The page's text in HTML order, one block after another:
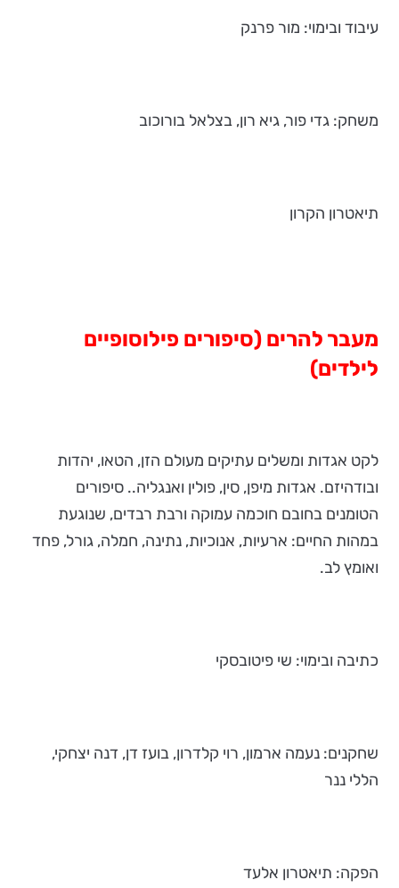
עיבוד ובימוי: מור פרנק
משחק: גדי פור, גיא רון, בצלאל בורוכוב
תיאטרון הקרון
מעבר להרים (סיפורים פילוסופיים
לילדים)
לקט אגדות ומשלים עתיקים מעולם הזן, הטאו, יהדות
ובודהיזם. אגדות מיפן, סין, פולין ואנגליה.. סיפורים
הטומנים בחובם חוכמה עמוקה ורבת רבדים, שנוגעת
במהות החיים: ארעיות, אנוכיות, נתינה, חמלה, גורל, פחד
ואומץ לב.
כתיבה ובימוי: שי פיטובסקי
שחקנים: נעמה ארמון, רוי קלדרון, בועז דן, דנה יצחקי,
הללי ננר
הפקה: תיאטרון אלעד